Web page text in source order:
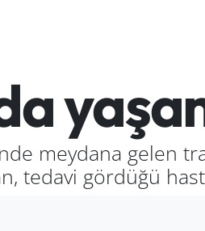
meydana gelen
tedavi gördüğü